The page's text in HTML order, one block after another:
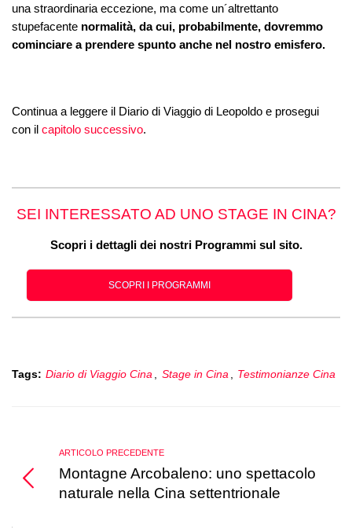
una straordinaria eccezione, ma come un´altrettanto
stupefacente normalità, da cui, probabilmente, dovremmo
cominciare a prendere spunto anche nel nostro emisfero.
Continua a leggere il Diario di Viaggio di Leopoldo e prosegui
con il capitolo successivo.
SEI INTERESSATO AD UNO STAGE IN CINA?
Scopri i dettagli dei nostri Programmi sul sito.
SCOPRI I PROGRAMMI
Tags: Diario di Viaggio Cina , Stage in Cina , Testimonianze Cina
ARTICOLO PRECEDENTE
Montagne Arcobaleno: uno spettacolo
naturale nella Cina settentrionale